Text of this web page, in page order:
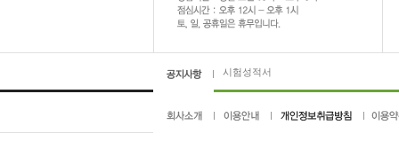
시험성적서